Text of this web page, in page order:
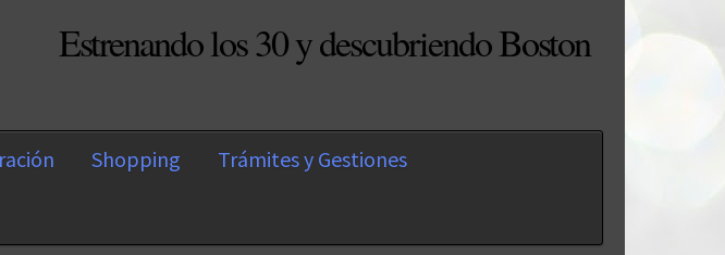
Estrenando los 30 y descubriendo Boston
Shopping Trámites y Gestiones